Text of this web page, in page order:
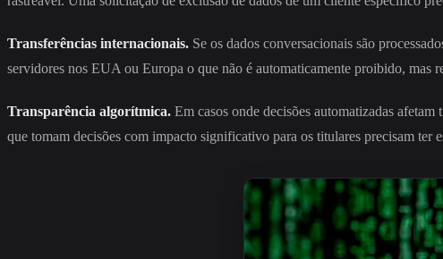
Transferências internacionais. Se os dados conversacionais são
servidores nos EUA ou Europa o que não é automaticamente proibido, mas
Transparência algorítmica. Em casos onde decisões automatizadas
que tomam decisões com impacto significativo para os titulares precisam ter